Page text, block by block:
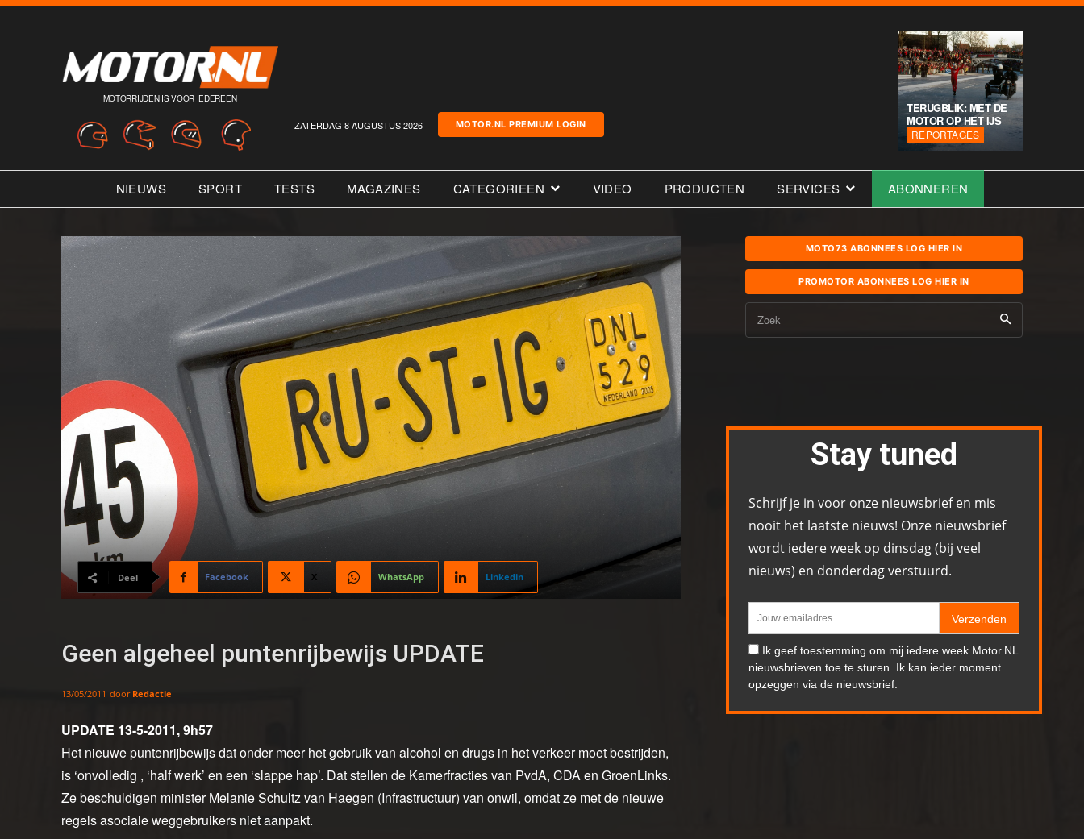
MOTORRIJDEN IS VOOR IEDEREEN
ZATERDAG 8 AUGUSTUS 2026 MOTOR.NL PREMIUM LOGIN
TERUGBLIK: MET DE
MOTOR OP HET IJS
REPORTAGES
NIEUWS SPORT TESTS MAGAZINES CATEGORIEEN VIDEO PRODUCTEN SERVICES ABONNEREN
Deel Facebook X WhatsApp Linkedin
Geen algeheel puntenrijbewijs UPDATE
13/05/2011 door Redactie
UPDATE 13-5-2011, 9h57
Het nieuwe puntenrijbewijs dat onder meer het gebruik van alcohol en drugs in het verkeer moet bestrijden,
is ‘onvolledig , ‘half werk’ en een ‘slappe hap’. Dat stellen de Kamerfracties van PvdA, CDA en GroenLinks.
Ze beschuldigen minister Melanie Schultz van Haegen (Infrastructuur) van onwil, omdat ze met de nieuwe
regels asociale weggebruikers niet aanpakt.
MOTO73 ABONNEES LOG HIER IN
PROMOTOR ABONNEES LOG HIER IN
Zoek
Stay tuned
Schrijf je in voor onze nieuwsbrief en mis
nooit het laatste nieuws! Onze nieuwsbrief
wordt iedere week op dinsdag (bij veel
nieuws) en donderdag verstuurd.
Verzenden
Ik geef toestemming om mij iedere week Motor.NL
nieuwsbrieven toe te sturen. Ik kan ieder moment
opzeggen via de nieuwsbrief.